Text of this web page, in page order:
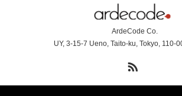
ArdeCode Co.
UY, 3-15-7 Ueno, Taito-ku, Tokyo, 110-